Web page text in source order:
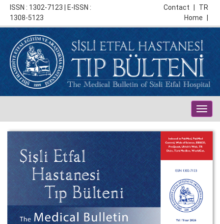
ISSN : 1302-7123 | E-ISSN :
1308-5123
TR
Contact
Home